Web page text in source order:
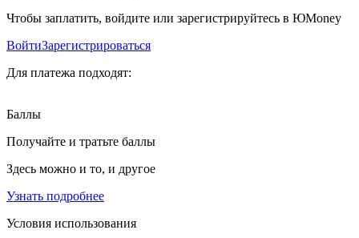
Чтобы заплатить, войдите или зарегистрируйтесь в ЮMoney
ВойтиЗарегистрироваться
Для платежа подходят:
Баллы
Получайте и тратьте баллы
Здесь можно и то, и другое
Узнать подробнее
Условия использования